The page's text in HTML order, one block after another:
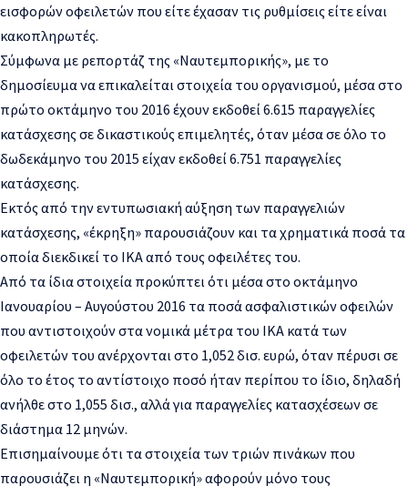
εισφορών οφειλετών που είτε έχασαν τις ρυθμίσεις είτε είναι
κακοπληρωτές.
Σύμφωνα με ρεπορτάζ της «Ναυτεμπορικής», με το
δημοσίευμα να επικαλείται στοιχεία του οργανισμού, μέσα στο
πρώτο οκτάμηνο του 2016 έχουν εκδοθεί 6.615 παραγγελίες
κατάσχεσης σε δικαστικούς επιμελητές, όταν μέσα σε όλο το
δωδεκάμηνο του 2015 είχαν εκδοθεί 6.751 παραγγελίες
κατάσχεσης.
Εκτός από την εντυπωσιακή αύξηση των παραγγελιών
κατάσχεσης, «έκρηξη» παρουσιάζουν και τα χρηματικά ποσά τα
οποία διεκδικεί το ΙΚΑ από τους οφειλέτες του.
Από τα ίδια στοιχεία προκύπτει ότι μέσα στο οκτάμηνο
Ιανουαρίου – Αυγούστου 2016 τα ποσά ασφαλιστικών οφειλών
που αντιστοιχούν στα νομικά μέτρα του ΙΚΑ κατά των
οφειλετών του ανέρχονται στο 1,052 δισ. ευρώ, όταν πέρυσι σε
όλο το έτος το αντίστοιχο ποσό ήταν περίπου το ίδιο, δηλαδή
ανήλθε στο 1,055 δισ., αλλά για παραγγελίες κατασχέσεων σε
διάστημα 12 μηνών.
Επισημαίνουμε ότι τα στοιχεία των τριών πινάκων που
παρουσιάζει η «Ναυτεμπορική» αφορούν μόνο τους